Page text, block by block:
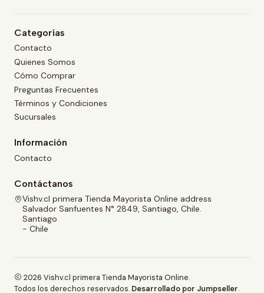
Categorías
Contacto
Quienes Somos
Cómo Comprar
Preguntas Frecuentes
Términos y Condiciones
Sucursales
Información
Contacto
Contáctanos
Vishv.cl primera Tienda Mayorista Online address
Salvador Sanfuentes N° 2849, Santiago, Chile.
Santiago
- Chile
2026 Vishv.cl primera Tienda Mayorista Online.
Todos los derechos reservados. Desarrollado por Jumpseller.